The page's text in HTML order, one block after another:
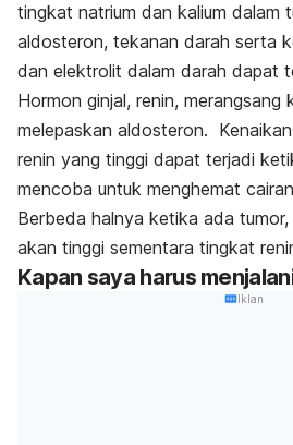
tingkat natrium dan kalium dalam
aldosteron, tekanan darah serta
dan elektrolit dalam darah dapat
Hormon ginjal, renin, merangsang
melepaskan aldosteron.
renin yang tinggi dapat terjadi
mencoba untuk menghemat
Berbeda halnya ketika ada
akan tinggi sementara tingkat
Kapan saya harus
Iklan